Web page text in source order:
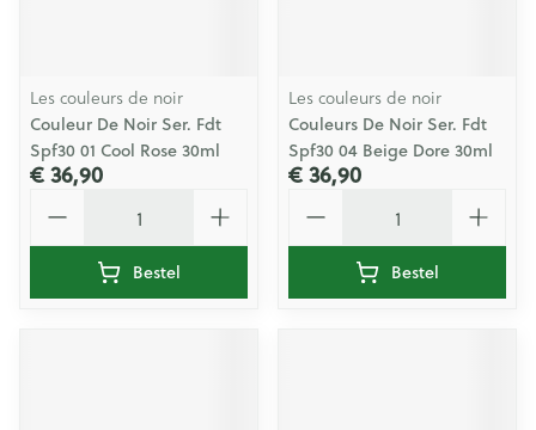
Les couleurs de noir
Couleur De Noir Ser. Fdt
Spf30 01 Cool Rose 30ml
€ 36,90
Bestel
Les couleurs de noir
Couleurs De Noir Ser. Fdt
Spf30 04 Beige Dore 30ml
€ 36,90
Bestel